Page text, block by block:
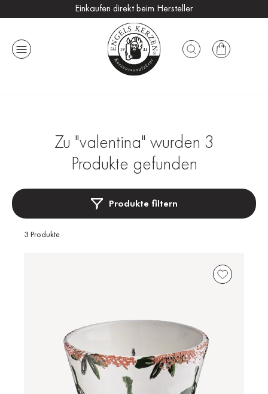
Einkaufen direkt beim Hersteller
Versandkostenfrei ab 25 €
Handmade in Germany
Zu "valentina" wurden 3
Produkte gefunden
Produkte filtern
3 Produkte